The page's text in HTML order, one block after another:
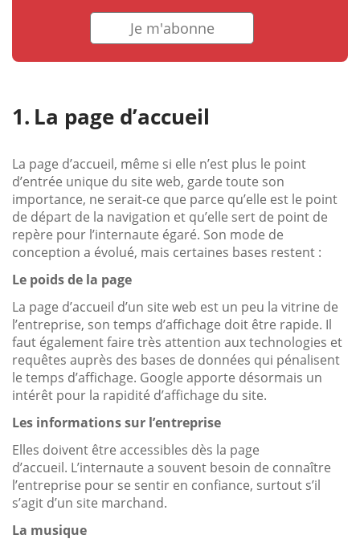
Je m'abonne
La page d’accueil
La page d’accueil, même si elle n’est plus le point
d’entrée unique du site web, garde toute son
importance, ne serait-ce que parce qu’elle est le point
de départ de la navigation et qu’elle sert de point de
repère pour l’internaute égaré. Son mode de
conception a évolué, mais certaines bases restent :
Le poids de la page
La page d’accueil d’un site web est un peu la vitrine de
l’entreprise, son temps d’affichage doit être rapide. Il
faut également faire très attention aux technologies et
requêtes auprès des bases de données qui pénalisent
le temps d’affichage. Google apporte désormais un
intérêt pour la rapidité d’affichage du site.
Les informations sur l’entreprise
Elles doivent être accessibles dès la page
d’accueil. L’internaute a souvent besoin de connaître
l’entreprise pour se sentir en confiance, surtout s’il
s’agit d’un site marchand.
La musique